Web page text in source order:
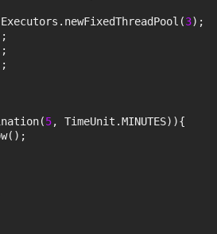
Executors.newFixedThreadPool(3);
5, TimeUnit.MINUTES)){